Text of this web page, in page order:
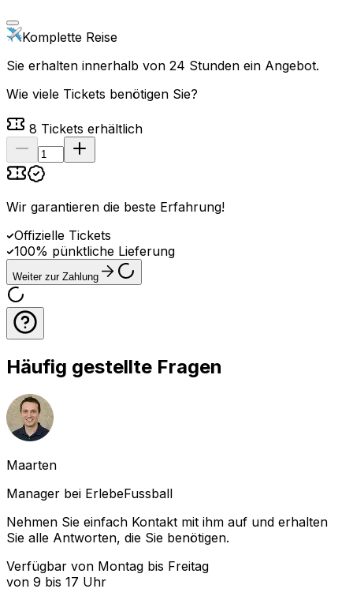
Komplette Reise
Sie erhalten innerhalb von 24 Stunden ein Angebot.
Wie viele Tickets benötigen Sie?
8 Tickets erhältlich
Wir garantieren die beste Erfahrung!
Offizielle Tickets
100% pünktliche Lieferung
Weiter zur Zahlung
Häufig gestellte Fragen
Maarten
Manager bei ErlebeFussball
Nehmen Sie einfach Kontakt mit ihm auf und erhalten
Sie alle Antworten, die Sie benötigen.
Verfügbar von Montag bis Freitag
von 9 bis 17 Uhr